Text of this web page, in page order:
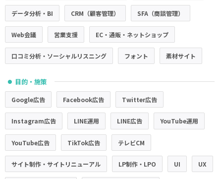
データ分析・BI CRM（顧客管理） SFA（商談管理）
Web会議 営業支援 EC・通販・ネットショップ
口コミ分析・ソーシャルリスニング フォント 素材サイト
● 目的・施策
Google広告 Facebook広告 Twitter広告
Instagram広告 LINE運用 LINE広告 YouTube運用
YouTube広告 TikTok広告 テレビCM
サイト制作・サイトリニューアル LP制作・LPO UI UX